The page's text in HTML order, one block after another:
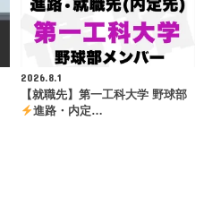
2026.8.1
【就職先】第一工科大学 野球部
進路・内定…